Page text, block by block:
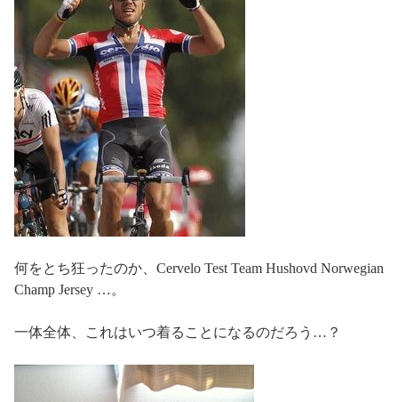
何をとち狂ったのか、Cervelo Test Team Hushovd Norwegian
Champ Jersey …。
一体全体、これはいつ着ることになるのだろう…？